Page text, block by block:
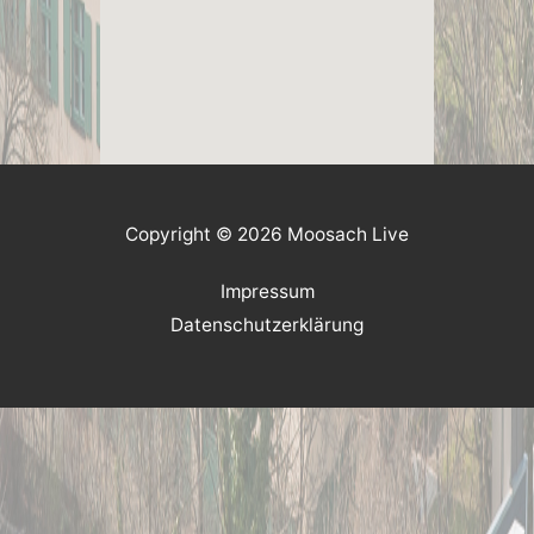
Copyright © 2026 Moosach Live
Impressum
Datenschutzerklärung